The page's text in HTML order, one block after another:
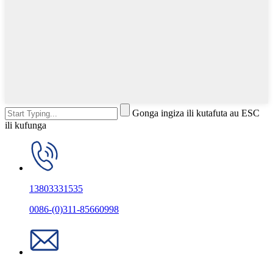
Gonga ingiza ili kutafuta au ESC
ili kufunga
13803331535
0086-(0)311-85660998